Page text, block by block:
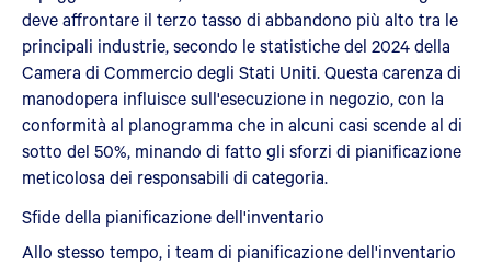
deve affrontare il terzo tasso di abbandono più alto tra le
principali industrie, secondo le statistiche del 2024 della
Camera di Commercio degli Stati Uniti. Questa carenza di
manodopera influisce sull'esecuzione in negozio, con la
conformità al planogramma che in alcuni casi scende al di
sotto del 50%, minando di fatto gli sforzi di pianificazione
meticolosa dei responsabili di categoria.
Sfide della pianificazione dell'inventario
Allo stesso tempo, i team di pianificazione dell'inventario